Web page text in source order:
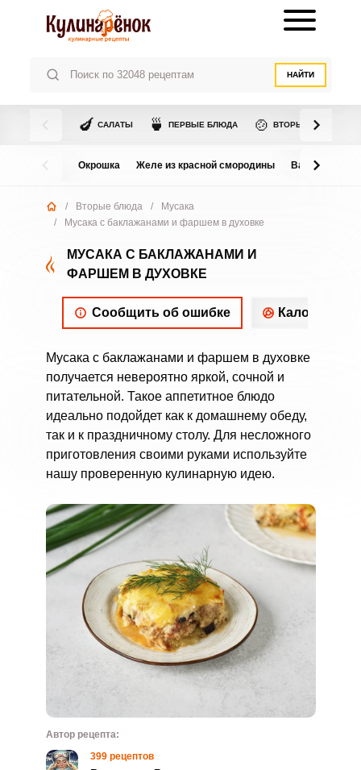
НАЙТИ
🍆 САЛАТЫ 🍵 ПЕРВЫЕ БЛЮДА 🍲 ВТОРЫЕ БЛЮДА
Окрошка Желе из красной смородины Варенье из
/ Вторые блюда /
Мусака
/
Мусака с баклажанами и фаршем в духовке
МУСАКА С БАКЛАЖАНАМИ И
ФАРШЕМ В ДУХОВКЕ
Сообщить об ошибке
Мусака с баклажанами и фаршем в духовке
получается невероятно яркой, сочной и
питательной. Такое аппетитное блюдо
идеально подойдет как к домашнему обеду,
так и к праздничному столу. Для несложного
приготовления своими руками используйте
нашу проверенную кулинарную идею.
Автор рецепта:
399 рецептов